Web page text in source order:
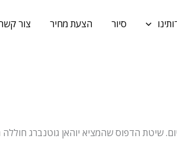
סיור הצעת מחיר צור
לבתי הדפוס המודרניים של היום. שיטת הדפוס שהמציא יוהאן